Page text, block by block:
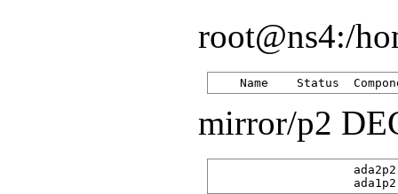
root@ns4:/
mirror/p2